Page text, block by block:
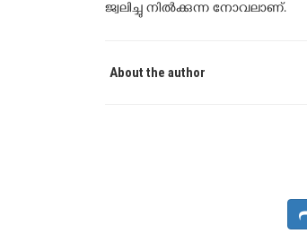
ജ്വലിച്ചു നിൽക്കുന്ന നോവലാണ്.
About the author